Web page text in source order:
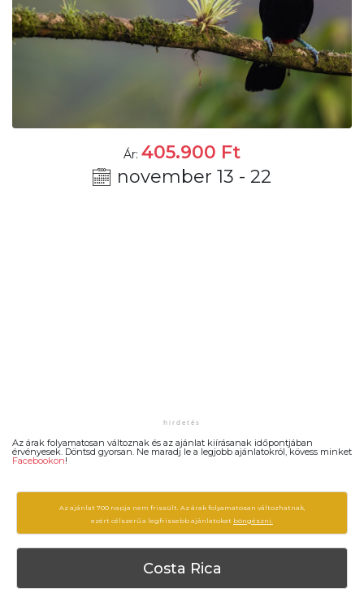
Ár: 405.900 Ft
november 13 - 22
Az árak folyamatosan változnak és az ajánlat kiírásanak időpontjában
érvényesek. Döntsd gyorsan. Ne maradj le a legjobb ajánlatokról, kövess minket
Facebookon!
Az ajánlat 700 napja nem frissült. Az árak folyamatosan változhatnak,
ezért célszerű a legfrissebb ajánlatokat böngészni.
Costa Rica